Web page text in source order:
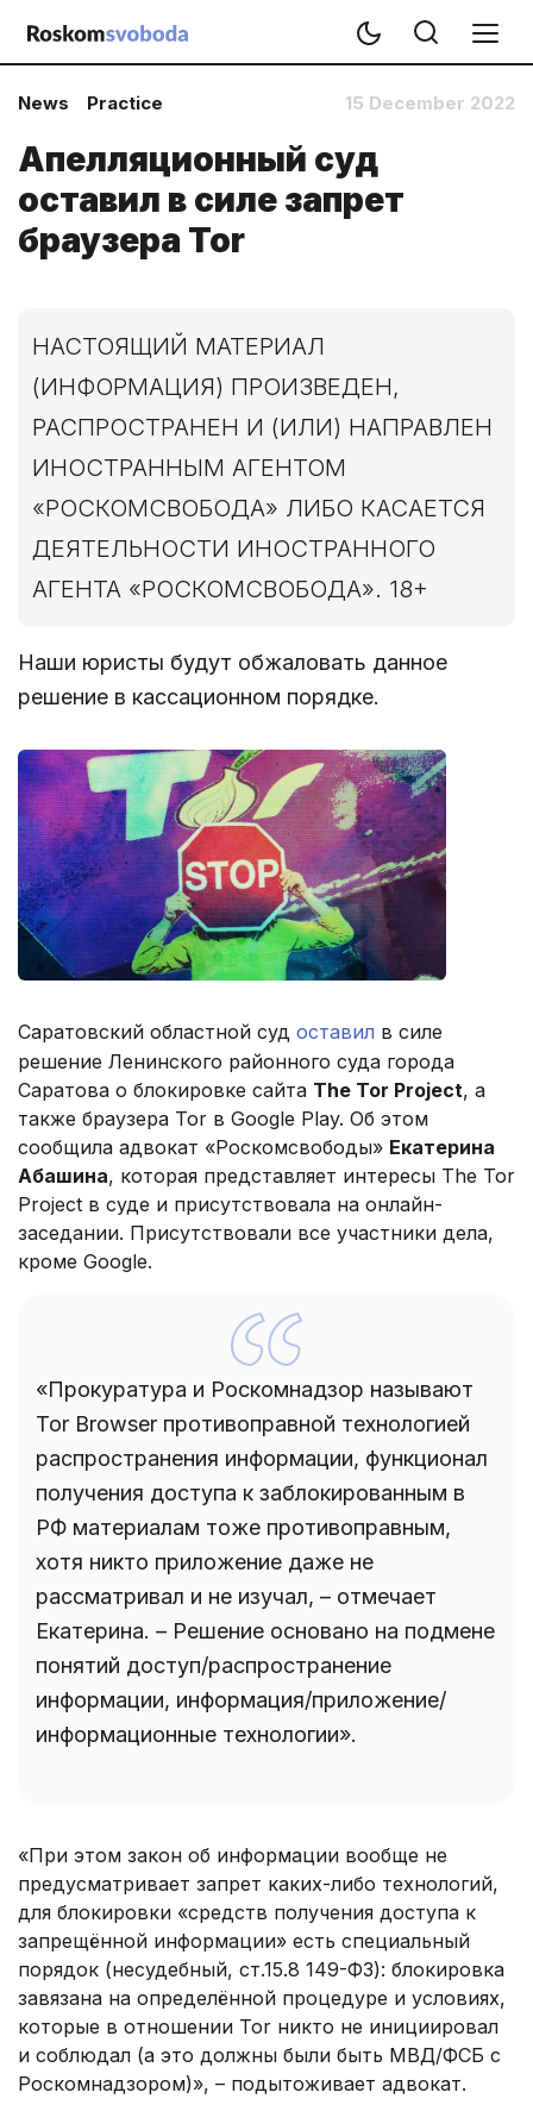
News Practice 15 December 2022
Апелляционный суд
оставил в силе запрет
браузера Tor
НАСТОЯЩИЙ МАТЕРИАЛ
(ИНФОРМАЦИЯ) ПРОИЗВЕДЕН,
РАСПРОСТРАНЕН И (ИЛИ) НАПРАВЛЕН
ИНОСТРАННЫМ АГЕНТОМ
«РОСКОМСВОБОДА» ЛИБО КАСАЕТСЯ
ДЕЯТЕЛЬНОСТИ ИНОСТРАННОГО
АГЕНТА «РОСКОМСВОБОДА». 18+
Наши юристы будут обжаловать данное
решение в кассационном порядке.
Саратовский областной суд оставил в силе
решение Ленинского районного суда города
Саратова о блокировке сайта The Tor Project, а
также браузера Tor в Google Play. Об этом
сообщила адвокат «Роскомсвободы» Екатерина
Абашина, которая представляет интересы The Tor
Project в суде и присутствовала на онлайн-
заседании. Присутствовали все участники дела,
кроме Google.
«Прокуратура и Роскомнадзор называют
Tor Browser противоправной технологией
распространения информации, функционал
получения доступа к заблокированным в
РФ материалам тоже противоправным,
хотя никто приложение даже не
рассматривал и не изучал, – отмечает
Екатерина. – Решение основано на подмене
понятий доступ/распространение
информации, информация/приложение/
информационные технологии».
«При этом закон об информации вообще не
предусматривает запрет каких-либо технологий,
для блокировки «средств получения доступа к
запрещённой информации» есть специальный
порядок (несудебный, ст.15.8 149-ФЗ): блокировка
завязана на определённой процедуре и условиях,
которые в отношении Tor никто не инициировал
и соблюдал (а это должны были быть МВД/ФСБ с
Роскомнадзором)», – подытоживает адвокат.